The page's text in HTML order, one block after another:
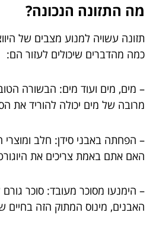
מה התזונה הנכונה?
תזונה עשויה למנוע מצבים של
כמה מהדברים שיכולים לעזור הם:
– מים, מים ועוד מים: הבשורה
מרובה של מים יכולה להוריד את
– הפחתה באבני סידן: חלב ומוצרי
האם אתם באמת צריכים את
– הימנעו מסוכר מעובד: סוכר גורם
האבנים, מינוס המתוק הזה בחיים